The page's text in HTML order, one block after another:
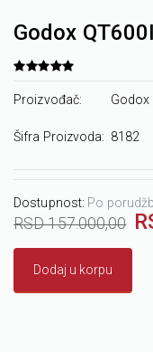
Godox
Proizvođač: Godox
Šifra Proizvoda: 8182
Dostupnost: Po
RSD 157.000,00
Dodaj u korpu